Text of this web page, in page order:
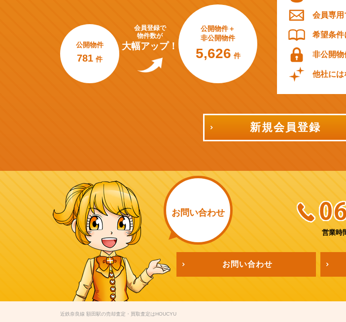
会員登録で
物件数が
大幅アップ！
公開物件
781 件
公開物件＋
非公開物件
5,626 件
会員専用
希望条件
非公開物
他社には
新規会員登録
お問い合わせ
営業時
お問い合わせ
近鉄奈良線 額田駅の売却査定・買取査定はHOUCYU